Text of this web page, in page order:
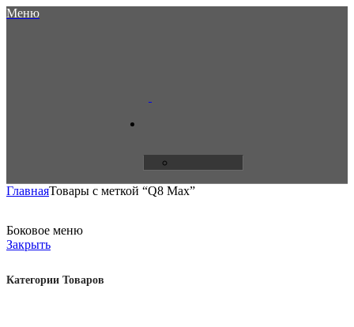
Меню
ГлавнаяТовары с меткой “Q8 Max”
Боковое меню
Закрыть
Категории Товаров